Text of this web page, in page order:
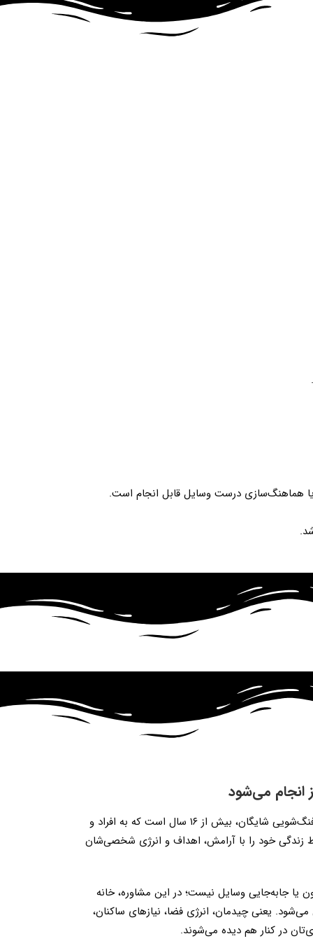
یا هماهنگ‌سازی درست وسایل قابل انجام است.
انجام می‌شود
نورا اعزاز، مدرس، مشاور و مؤسس فنگ‌شویی شایگان، بیش از ۱۶ سال است که به افراد و
زندگی خود را با آرامش، اهداف و انرژی شخصی‌شان
یا جابه‌جایی وسایل نیست؛ در این مشاوره، خانه
یعنی چیدمان، انرژی فضا، نیازهای ساکنان،
در کنار هم دیده می‌شوند.